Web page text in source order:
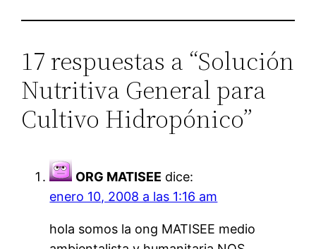
17 respuestas a “Solución
Nutritiva General para
Cultivo Hidropónico”
ORG MATISEE dice:
enero 10, 2008 a las 1:16 am
hola somos la ong MATISEE medio